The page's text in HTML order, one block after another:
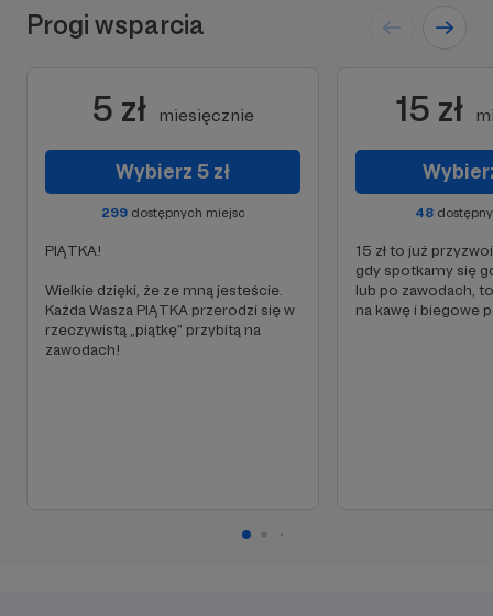
Progi wsparcia
5 zł miesięcznie
Wybierz 5 zł
299dostępnych miejsc
PIĄTKA!
Wielkie dzięki, że ze mną jesteście.
Każda Wasza PIĄTKA przerodzi się w
rzeczywistą „piątkę” przybitą na
zawodach!
15 zł
48
15 zł to już
gdy spotkamy się
lub po zawodach,
na kawę i biegowe